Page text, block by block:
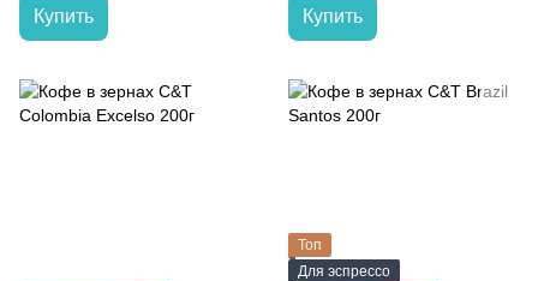
Купить Купить
Топ
Для эспрессо